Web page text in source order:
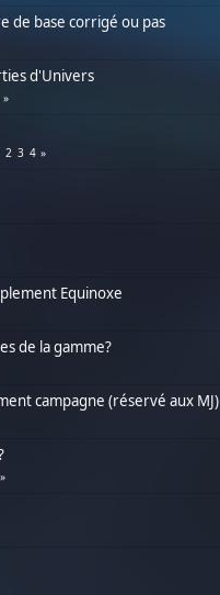
de base corrigé ou pas
d'Univers
2 3 4
Equinoxe
de la gamme?
campagne (réservé aux MJ)